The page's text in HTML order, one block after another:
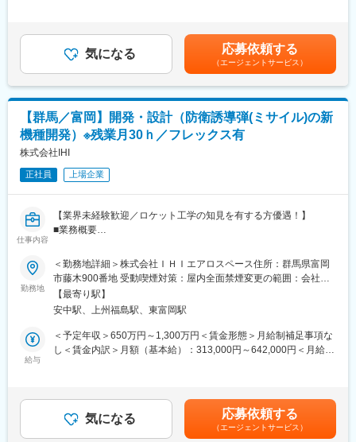
・関連部署との調整・会議
・市場調査、関連資料作成
・車両評価立ち合い
■テクノプロ デザイン社について：
当社は年間売上が1,600億円を超える国内最大の技術ソリューショ
ン企業・テクノプログループを牽引する中核企業です。
テクノプロ・デザイン社では7,500名を超えるエンジニアを中心に
ソリューションサービスを提供しています。
る場合あり賃金はあくまでも目安の金額であり、選考を通じて上
下する可能性があります。月給(月額)は固定手当を含めた表記で
す。
気になる 応募依頼する
（エージェントサービス）
【群馬／富岡】開発・設計（防衛誘導弾(ミサイル)の新
機種開発）※残業月30ｈ／フレックス有
株式会社IHI
正社員 上場企業
仕事内容
【業界未経験歓迎／ロケット工学の知見を有する方優遇！】
■業務概要
造、販売などを手掛けるIHIエアロスペース社にて、国内または海
外における誘導弾用固体ロケットモータの開発プロジェクトの主
担当として、仕様提案・設計・ものづくり～試験、プロジェクト
管理までの一連の業務に携わっていただきます。固体ロケットモ
ータは固体燃料を使用するロケットエンジンの総称であり、基幹
ロケットの大型ブースターや中・小型ロケット、防衛用誘導弾の
主要な推進システムなどに広く用いられています。
開発業務をお任せ致します。
＜詳細＞
勤務地
＜勤務地詳細＞株式会社ＩＨＩエアロスペース住所：群馬県富岡
市藤木900番地 受動喫煙対策：屋内全面禁煙変更の範囲：会社の
定める事業所（リモートワーク含む）
【最寄り駅】
安中駅、上州福島駅、東富岡駅
給与
＜予定年収＞650万円～1,300万円＜賃金形態＞月給制補足事項な
し＜賃金内訳＞月額（基本給）：313,000円～642,000円＜月給＞
別途支給致します。※管理職採用となった場合は、監理・監督者の
ため残業代の支給はございません。賃金はあくまでも目安の金額
であり、選考を通じて上下する可能性があります。月給(月額)は固
気になる 応募依頼する
（エージェントサービス）